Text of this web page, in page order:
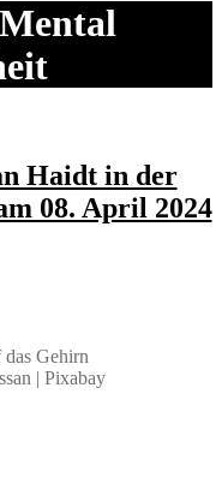
Mental
Haidt in der
08. April 2024
Gehirn
| Pixabay